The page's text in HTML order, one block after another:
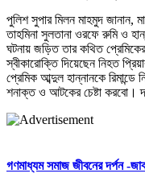
পুলিশ সুপার মিলন মাহমুদ জানান,
তাহমিনা সুলতানা ওরফে রুমি ও
ঘটনায় জড়িত তার কথিত
স্বীকারোক্তি দিয়েছেন নিহত
প্রেমিক আব্দুল হান্নানকে রিমান্ডে
শনাক্ত ও আটকের চেষ্টা
গণমাধ্যম সমাজ জীবনের দর্পন -